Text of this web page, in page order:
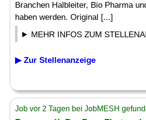
Branchen Halbleiter, Bio Pharma
haben werden. Original [...]
MEHR INFOS ZUM
▶ Zur Stellenanzeige
Job vor 2 Tagen bei JobMESH